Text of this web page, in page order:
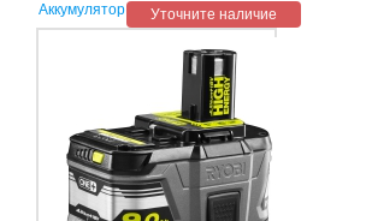
Уточните наличие
Аккумулятор